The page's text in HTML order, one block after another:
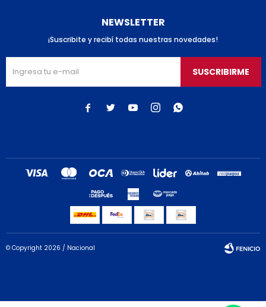
NEWSLETTER
¡Suscribite y recibí todas nuestras novedades!
SUSCRIBIRME
    
© Copyright 2026 / Nacional